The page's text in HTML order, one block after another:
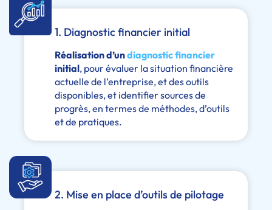
1. Diagnostic financier initial
Réalisation d’undiagnostic financier
initial, pour évaluer la situation financière
actuelle de l’entreprise, et des outils
disponibles, et identifier sources de
progrès, en termes de méthodes, d’outils
et de pratiques.
2. Mise en place d’outils de pilotage